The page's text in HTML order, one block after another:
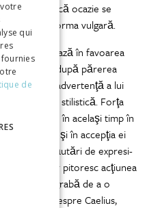
această unică ocazie se
a adopta forma vulgară.
militează în favoarea
şi, după părerea
chema o inadvertenţă a lui
de natură stilistică. Forţa
înţeleasă în acelaşi timp în
a mesteca şi în accepţia ei
unei căutări de expresi-
ba chiar pitoresc acţiunea
sau mai degrabă de a o
vorba despre Caelius,
qui
de